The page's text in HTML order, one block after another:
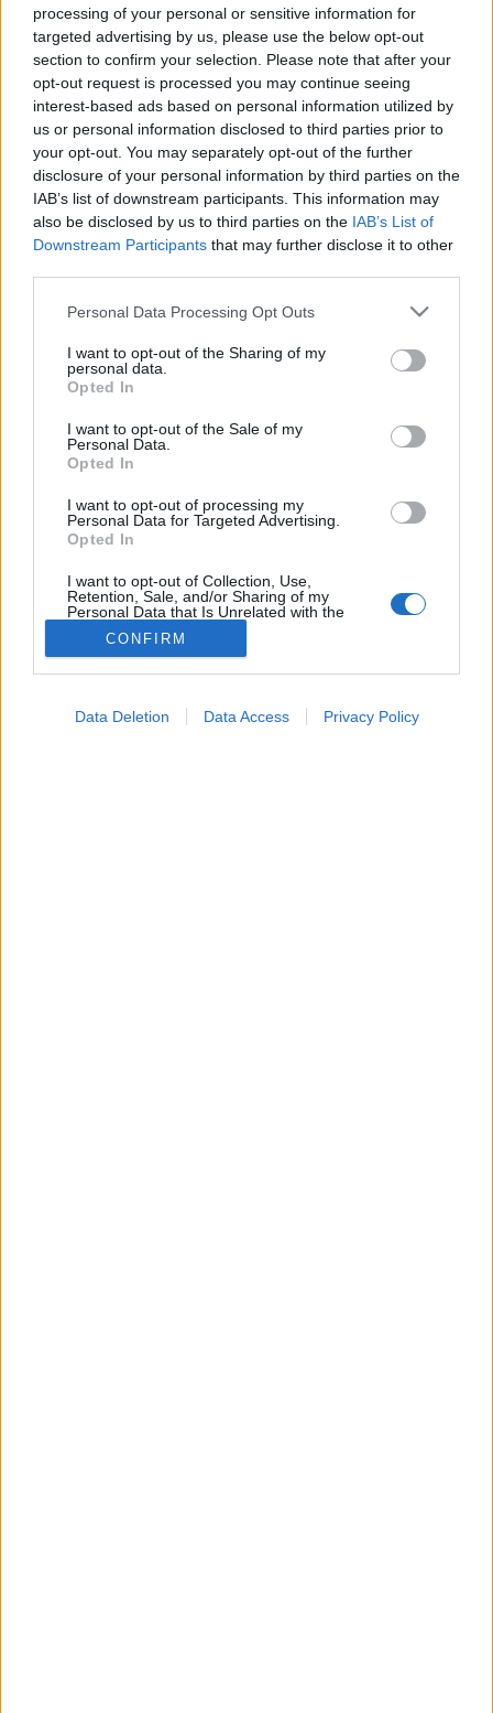
processing of your personal or sensitive information for
targeted advertising by us, please use the below opt-out
section to confirm your selection. Please note that after your
opt-out request is processed you may continue seeing
interest-based ads based on personal information utilized by
us or personal information disclosed to third parties prior to
your opt-out. You may separately opt-out of the further
disclosure of your personal information by third parties on the
IAB’s list of downstream participants. This information may
also be disclosed by us to third parties on the IAB’s List of
Downstream Participants that may further disclose it to other
Please note that this website/app uses one or more Google
not limited to your visit or usage behaviour. You may click to
grant or deny consent to Google and its third-party tags to
use your data for below specified purposes in below Google
consent section.
Personal Data Processing Opt Outs
I want to opt-out of the Sharing of my
personal data.
Opted In
I want to opt-out of the Sale of my
Personal Data.
Opted In
I want to opt-out of processing my
Personal Data for Targeted Advertising.
Opted In
I want to opt-out of Collection, Use,
Retention, Sale, and/or Sharing of my
Personal Data that Is Unrelated with the
Purposes for which it was collected.
Opted Out
CONFIRM
Data Deletion Data Access Privacy Policy
Betegségek A-Z
Tünet
Vizsgálat
Kezelés
Életmódváltás
Kutatás
Prevenció
Hírek
Videók
Kisállatok egészsége
#pajzsmirigy#reflux#ekcéma#herpesz
Járvány
Járvány